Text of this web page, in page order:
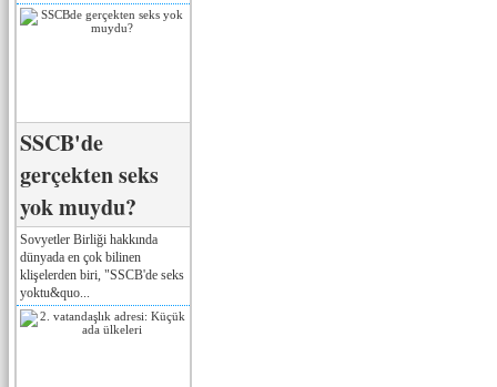
SSCB'de
gerçekten seks
yok muydu?
Sovyetler Birliği hakkında
dünyada en çok bilinen
klişelerden biri, "SSCB'de seks
yoktu&quo...